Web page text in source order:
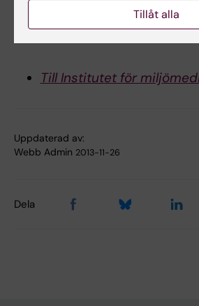
Mobil: 076 209 0181
E-post:inger.kull@ki.se
Till Institutet för
Uppdaterad av:
Webb Admin 2013-11-26
Dela
Tillåt alla